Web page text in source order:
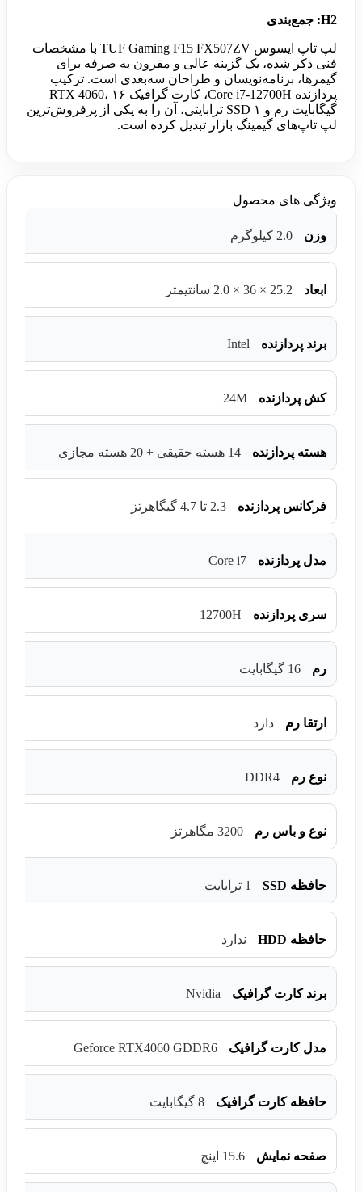
H2: جمع‌بندی
لپ تاپ ایسوس TUF Gaming F15 FX507ZV با مشخصات
فنی ذکر شده، یک گزینه عالی و مقرون به صرفه برای
گیمرها، برنامه‌نویسان و طراحان سه‌بعدی است. ترکیب
پردازنده Core i7-12700H، کارت گرافیک RTX 4060، ۱۶
گیگابایت رم و SSD ۱ ترابایتی، آن را به یکی از پرفروش‌ترین
لپ تاپ‌های گیمینگ بازار تبدیل کرده است.
ویژگی های محصول
وزن 2.0 کیلوگرم
ابعاد 25.2 × 36 × 2.0 سانتیمتر
برند پردازنده Intel
کش پردازنده 24M
هسته پردازنده 14 هسته حقیقی + 20 هسته مجازی
فرکانس پردازنده 2.3 تا 4.7 گیگاهرتز
مدل پردازنده Core i7
سری پردازنده 12700H
رم 16 گیگابایت
ارتقا رم دارد
نوع رم DDR4
نوع و باس رم 3200 مگاهرتز
حافظه SSD 1 ترابایت
حافظه HDD ندارد
برند کارت گرافیک Nvidia
مدل کارت گرافیک Geforce RTX4060 GDDR6
حافظه کارت گرافیک 8 گیگابایت
صفحه نمایش 15.6 اینچ